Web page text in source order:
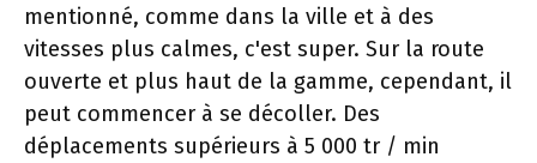
mentionné, comme dans la ville et à des
vitesses plus calmes, c'est super. Sur la route
ouverte et plus haut de la gamme, cependant, il
peut commencer à se décoller. Des
déplacements supérieurs à 5 000 tr / min